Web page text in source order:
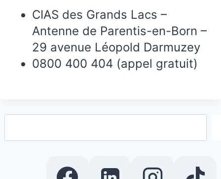
CIAS des Grands Lacs –
Antenne de Parentis-en-Born –
29 avenue Léopold Darmuzey
0800 400 404 (appel gratuit)